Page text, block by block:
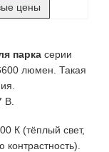
цены
парка серии
люмен. Такая
В.
К (тёплый свет,